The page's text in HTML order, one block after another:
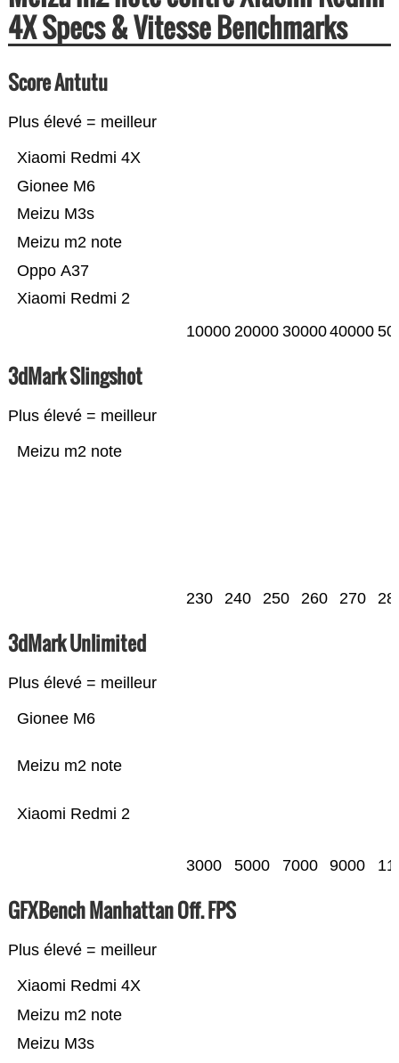
4X Specs & Vitesse Benchmarks
Score Antutu
Plus élevé = meilleur
Xiaomi Redmi 2
Oppo A37
Meizu m2 note
Meizu M3s
Gionee M6
Xiaomi Redmi 4X
10000 20000 3000040000
3dMark Slingshot
Plus élevé = meilleur
Meizu m2 note
230 240 250 260 270
3dMark Unlimited
Plus élevé = meilleur
Xiaomi Redmi 2
Meizu m2 note
Gionee M6
3000 5000 7000 9000
GFXBench Manhattan Off. FPS
Plus élevé = meilleur
Meizu M3s
Meizu m2 note
Xiaomi Redmi 4X